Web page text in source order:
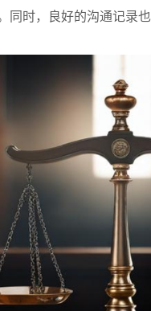
同时，良好的沟通记录